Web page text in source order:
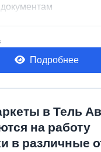
Подробнее
в Тель
на работу
в различные